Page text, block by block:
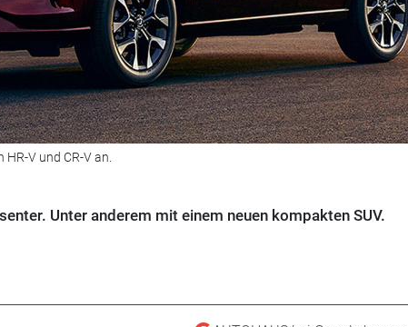
V und CR-V an.
Unter anderem mit einem neuen kompakten SUV.